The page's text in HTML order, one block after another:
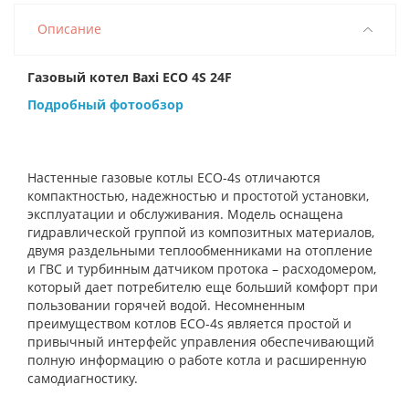
Описание
Газовый котел Baxi ECO 4S 24F
Подробный фотообзор
Настенные газовые котлы ECO-4s отличаются
компактностью, надежностью и простотой установки,
эксплуатации и обслуживания. Модель оснащена
гидравлической группой из композитных материалов,
двумя раздельными теплообменниками на отопление
и ГВС и турбинным датчиком протока – расходомером,
который дает потребителю еще больший комфорт при
пользовании горячей водой. Несомненным
преимуществом котлов ECO-4s является простой и
привычный интерфейс управления обеспечивающий
полную информацию о работе котла и расширенную
самодиагностику.